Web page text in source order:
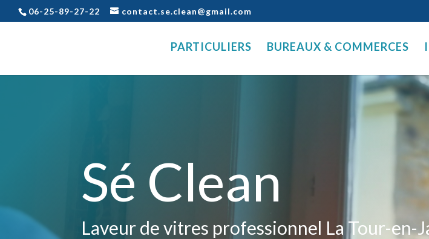
06-25-89-27-22 contact.se.clean@gmail.com
PARTICULIERS BUREAUX & COMMERCES
Sé Clean
Laveur de vitres professionnel La Tour-en-